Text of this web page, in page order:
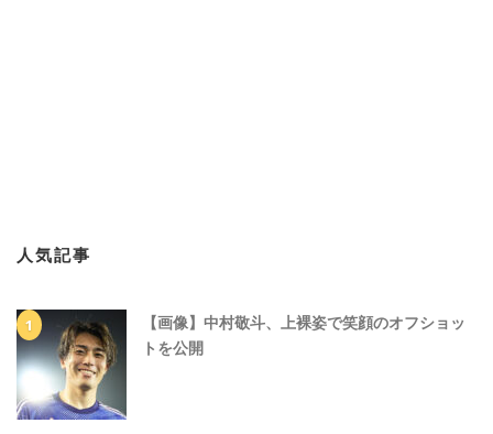
人気記事
【画像】中村敬斗、上裸姿で笑顔のオフショッ
トを公開